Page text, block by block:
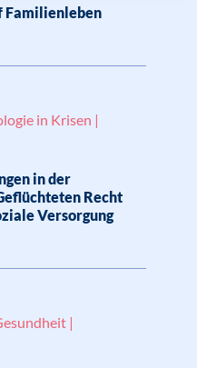
Familienleben
in Krisen |
in der
Recht
Versorgung
|